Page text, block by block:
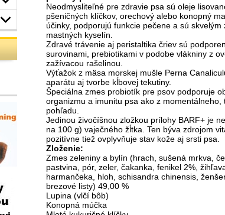
Neodmysliteľné pre zdravie psa sú oleje
pšeničných klíčkov, orechový alebo konopný
účinky, podporujú funkcie pečene a sú
mastných kyselín.
Zdravé trávenie aj peristaltika čriev sú
surovinami, prebiotikami v podobe vlákniny z
zažívacou rašelinou.
Výťažok z mäsa morskej mušle Perna
aparátu aj tvorbe kĺbovej tekutiny.
Špeciálna zmes probiotík pre psov podporuje
organizmu a imunitu psa ako z momentálneho,
pohľadu.
Jedinou živočíšnou zložkou prílohy BARF+ je
na 100 g) vaječného žĺtka. Ten býva zdrojom
pozitívne tiež ovplyvňuje stav kože aj srsti psa.
Zloženie:
Zmes zeleniny a bylín (hrach, sušená mrkva,
pastvina, pór, zeler, čakanka, fenikel 2%,
harmančeka, hloh, schisandra chinensis,
brezové listy) 49,00 %
Lupina (vlčí bôb)
Konopná múčka